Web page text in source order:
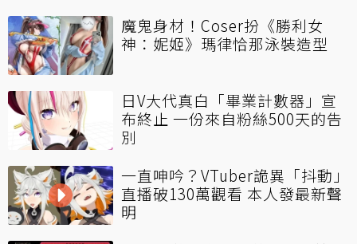
魔鬼身材！Coser扮《勝利女
神：妮姬》瑪律恰那泳裝造型
日V大代真白「畢業計數器」宣
布終止 一份來自粉絲500天的告
別
一直呻吟？VTuber詭異「抖動」
直播破130萬觀看 本人發最新聲
明